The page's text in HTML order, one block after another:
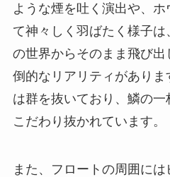
ような煙を吐く演出や、
て神々しく羽ばたく様子
の世界からそのまま飛び
倒的なリアリティがありま
は群を抜いており、鱗の
こだわり抜かれています。
また、フロートの周囲には